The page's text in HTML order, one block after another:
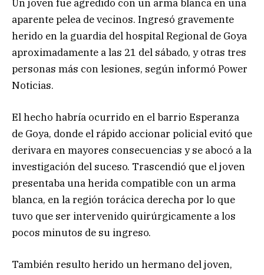
Un joven fue agredido con un arma blanca en una
aparente pelea de vecinos. Ingresó gravemente
herido en la guardia del hospital Regional de Goya
aproximadamente a las 21 del sábado, y otras tres
personas más con lesiones, según informó Power
Noticias.
El hecho habría ocurrido en el barrio Esperanza
de Goya, donde el rápido accionar policial evitó que
derivara en mayores consecuencias y se abocó a la
investigación del suceso. Trascendió que el joven
presentaba una herida compatible con un arma
blanca, en la región torácica derecha por lo que
tuvo que ser intervenido quirúrgicamente a los
pocos minutos de su ingreso.
También resulto herido un hermano del joven,